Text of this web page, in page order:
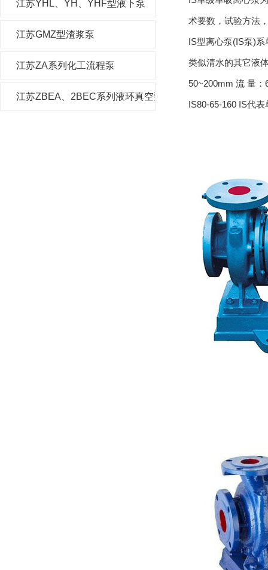
江苏YHL、YH、YHF型液下泵
江苏GMZ型渣浆泵
江苏ZA系列化工流程泵
江苏ZBEA、2BEC系列液环真空泵及压缩机
术要数，试验方法
IS型离心泵(IS泵)
类似清水的其它液
50~200mm 流 量
IS80-65-160 IS代